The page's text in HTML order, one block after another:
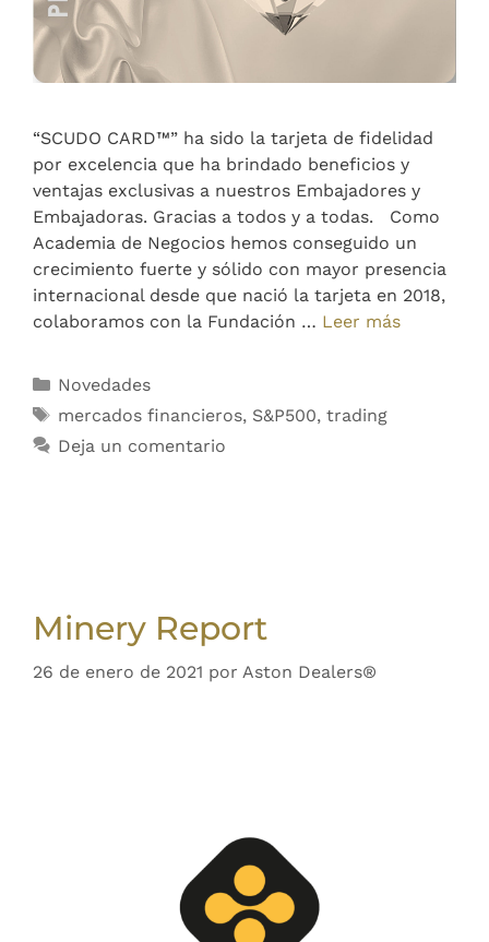
“SCUDO CARD™” ha sido la tarjeta de fidelidad
por excelencia que ha brindado beneficios y
ventajas exclusivas a nuestros Embajadores y
Embajadoras. Gracias a todos y a todas. Como
Academia de Negocios hemos conseguido un
crecimiento fuerte y sólido con mayor presencia
internacional desde que nació la tarjeta en 2018,
colaboramos con la Fundación … Leer más
Novedades
mercados financieros, S&P500, trading
Deja un comentario
Minery Report
26 de enero de 2021 por Aston Dealers®